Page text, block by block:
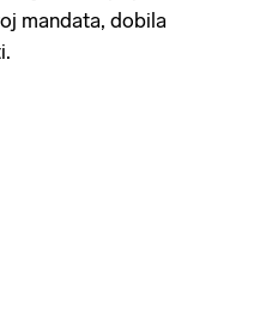
mandata, dobila